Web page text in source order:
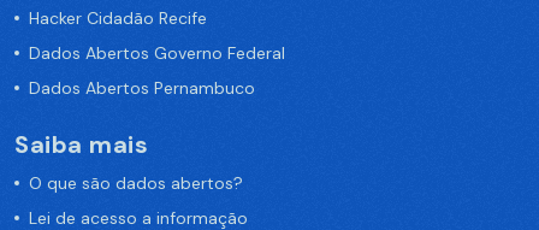
Hacker Cidadão Recife
Dados Abertos Governo Federal
Dados Abertos Pernambuco
Saiba mais
O que são dados abertos?
Lei de acesso a informação